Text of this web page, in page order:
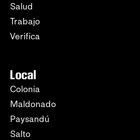
Salud
Trabajo
Verifica
Local
Colonia
Maldonado
Paysandú
Salto